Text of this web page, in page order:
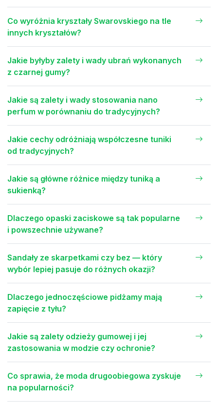
Co wyróżnia kryształy Swarovskiego na tle
innych kryształów?
Jakie byłyby zalety i wady ubrań wykonanych
z czarnej gumy?
Jakie są zalety i wady stosowania nano
perfum w porównaniu do tradycyjnych?
Jakie cechy odróżniają współczesne tuniki
od tradycyjnych?
Jakie są główne różnice między tuniką a
sukienką?
Dlaczego opaski zaciskowe są tak popularne
i powszechnie używane?
Sandały ze skarpetkami czy bez — który
wybór lepiej pasuje do różnych okazji?
Dlaczego jednoczęściowe pidżamy mają
zapięcie z tyłu?
Jakie są zalety odzieży gumowej i jej
zastosowania w modzie czy ochronie?
Co sprawia, że moda drugoobiegowa zyskuje
na popularności?